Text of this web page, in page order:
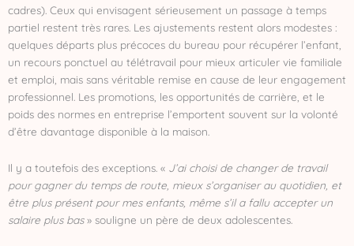
cadres). Ceux qui envisagent sérieusement un passage à temps
partiel restent très rares. Les ajustements restent alors modestes :
quelques départs plus précoces du bureau pour récupérer l’enfant,
un recours ponctuel au télétravail pour mieux articuler vie familiale
et emploi, mais sans véritable remise en cause de leur engagement
professionnel. Les promotions, les opportunités de carrière, et le
poids des normes en entreprise l’emportent souvent sur la volonté
d’être davantage disponible à la maison.
Il y a toutefois des exceptions. « J’ai choisi de changer de travail
pour gagner du temps de route, mieux s’organiser au quotidien, et
être plus présent pour mes enfants, même s’il a fallu accepter un
salaire plus bas» souligne un père de deux adolescentes.